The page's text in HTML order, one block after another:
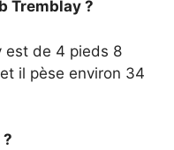
Tremblay ?
est de 4 pieds 8
il pèse environ 34